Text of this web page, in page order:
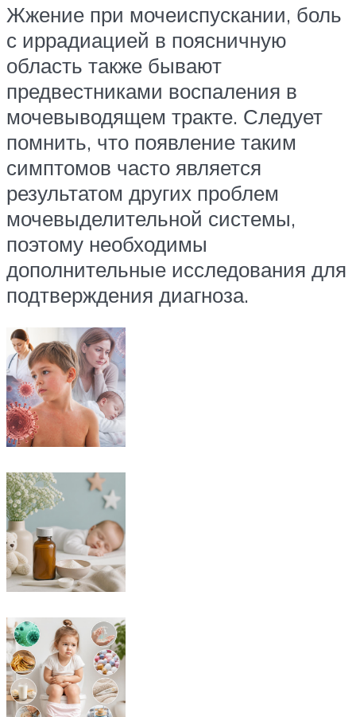
Жжение при мочеиспускании, боль
с иррадиацией в поясничную
область также бывают
предвестниками воспаления в
мочевыводящем тракте. Следует
помнить, что появление таким
симптомов часто является
результатом других проблем
мочевыделительной системы,
поэтому необходимы
дополнительные исследования для
подтверждения диагноза.